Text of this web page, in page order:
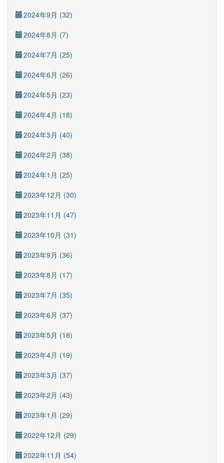
2024年9月 (32)
2024年8月 (7)
2024年7月 (25)
2024年6月 (26)
2024年5月 (23)
2024年4月 (18)
2024年3月 (40)
2024年2月 (38)
2024年1月 (25)
2023年12月 (30)
2023年11月 (47)
2023年10月 (31)
2023年9月 (36)
2023年8月 (17)
2023年7月 (35)
2023年6月 (37)
2023年5月 (18)
2023年4月 (19)
2023年3月 (37)
2023年2月 (43)
2023年1月 (29)
2022年12月 (29)
2022年11月 (54)